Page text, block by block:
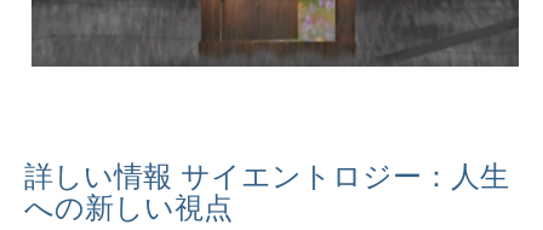
詳しい情報 サイエントロジー：人生
への新しい視点